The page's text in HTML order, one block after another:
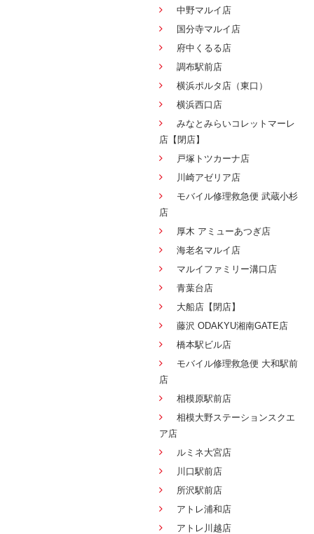
中野マルイ店
国分寺マルイ店
府中くるる店
調布駅前店
横浜ポルタ店（東口）
横浜西口店
みなとみらいコレットマーレ
店【閉店】
戸塚トツカーナ店
川崎アゼリア店
モバイル修理救急便 武蔵小杉
店
厚木 アミューあつぎ店
海老名マルイ店
マルイファミリー溝口店
青葉台店
大船店【閉店】
藤沢 ODAKYU湘南GATE店
橋本駅ビル店
モバイル修理救急便 大和駅前
店
相模原駅前店
相模大野ステーションスクエ
ア店
ルミネ大宮店
川口駅前店
所沢駅前店
アトレ浦和店
アトレ川越店